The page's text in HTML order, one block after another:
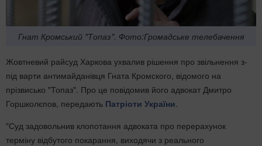
Гнат Кромський "Топаз". Фото:Громадське телебачення
Жовтневий райсуд Харкова ухвалив рішення про звільнення з-
під варти антимайданівця Гната Кромского, відомого на
прізвисько "Топаз". Про це повідомив його адвокат Дмитро
Горшколєпов, передають Патріоти України
"Суд задовольнив клопотання адвоката про перерахунок
терміну відбутого покарання, виходячи з реального